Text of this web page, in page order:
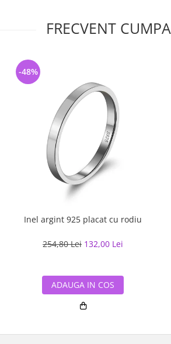
FRECVENT
Inel argint 925 placat cu rodiu
254,80 Lei 132,00 Lei
-48%
ADAUGA IN COS